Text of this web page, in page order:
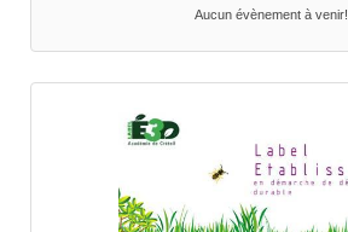
Aucun évènement à venir!